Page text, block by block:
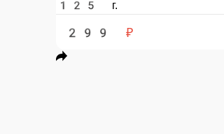
125 г.
299 ₽